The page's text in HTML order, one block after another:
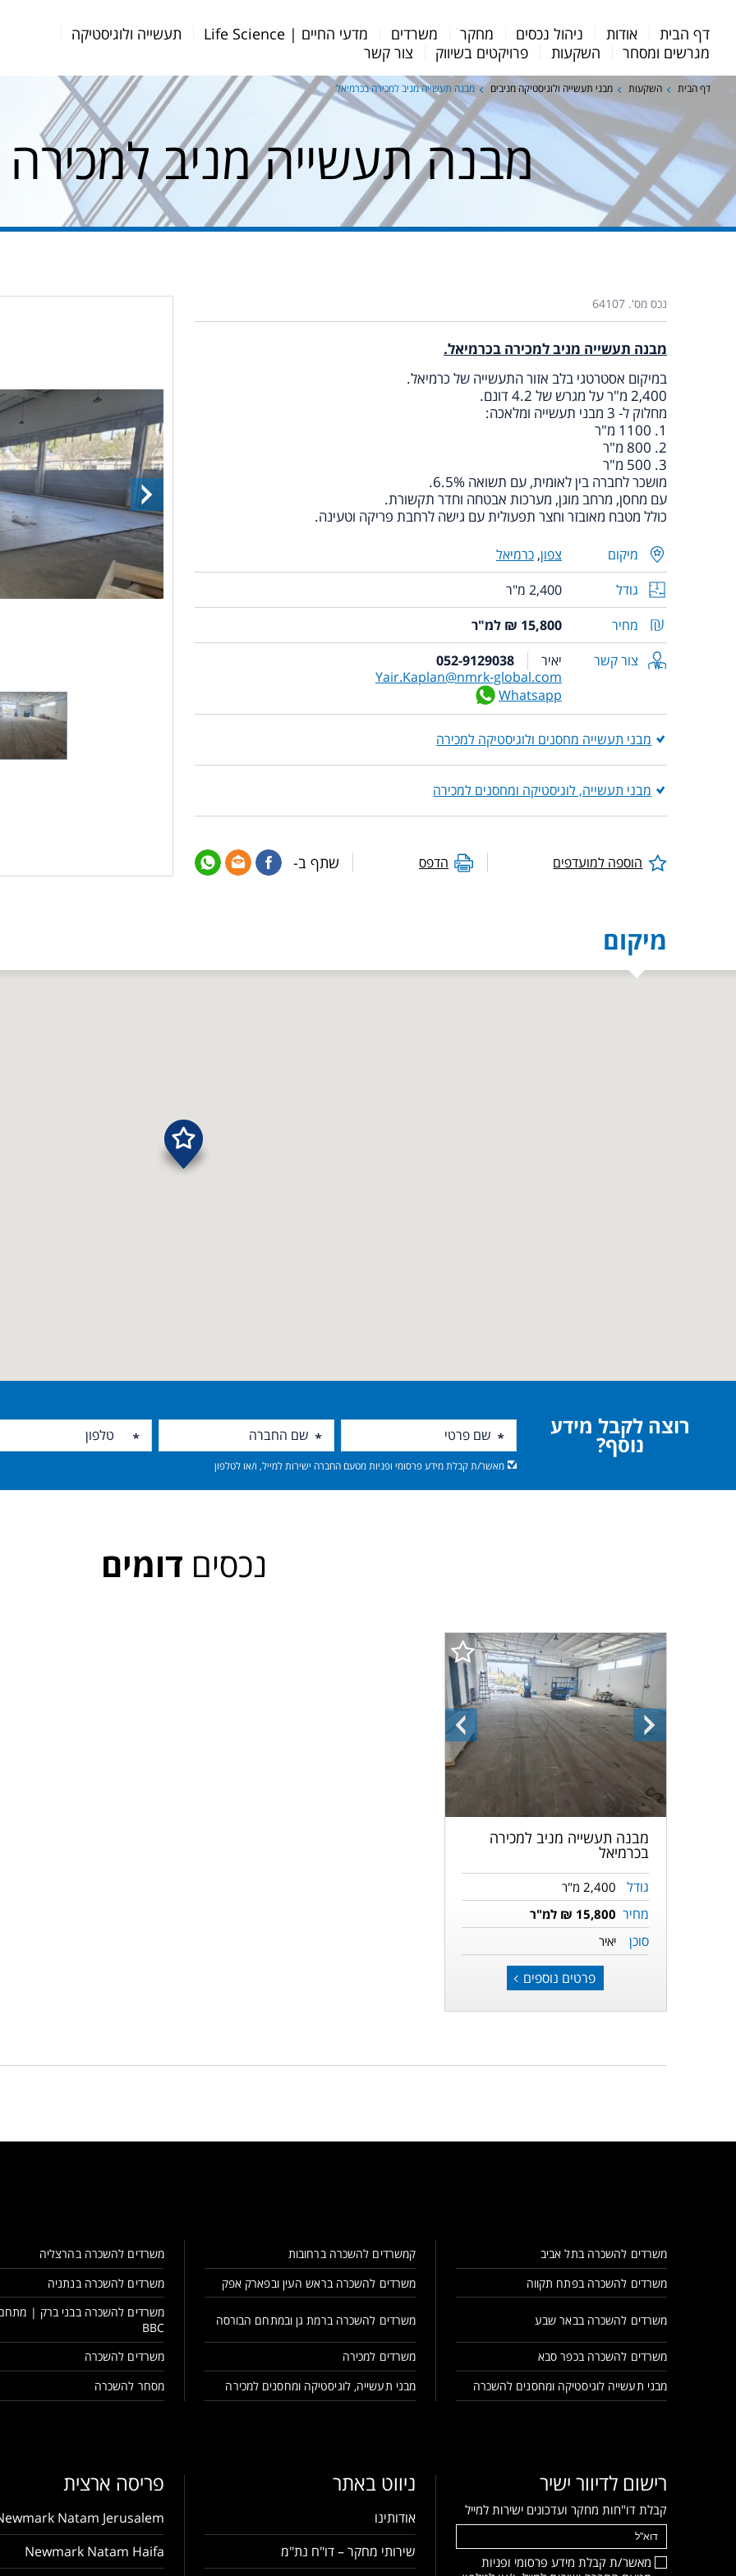
Menu
Bar
דף הבית אודות ניהול נכסים מחקר משרדים מדעי החיים | Life Science
תעשייה ולוגיסטיקה
מגרשים ומסחר
השקעות פרויקטים בשיווק צור קשר
דף הבית השקעות מבני תעשייה ולוגיסטיקה מניבים מבנה תעשייה מניב למכירה בכרמיאל
מבנה תעשייה מניב
נכס מס'. 64107
מבנה תעשייה מניב למכירה בכרמיאל.
במיקום אסטרטגי בלב אזור התעשייה של כרמיאל.
2,400 מ"ר על מגרש של 4.2 דונם.
מחלוק ל- 3 מבני תעשייה ומלאכה:
1. 1100 מ"ר
2. 800 מ"ר
3. 500 מ"ר
מושכר לחברה בין לאומית, עם תשואה 6.5%.
עם מחסן, מרחב מוגן, מערכות אבטחה וחדר תקשורת.
כולל מטבח מאובזר וחצר תפעולית עם גישה לרחבת פריקה וטעינה.
מיקום צפון,כרמיאל
גודל
2,400 מ"ר
מחיר
15,800 ₪ למ"ר
צור קשר
יאיר
052-9129038
Yair.Kaplan@nmrk-global.com
Whatsapp
מבני תעשייה מחסנים ולוגיסטיקה למכירה
מבני תעשייה, לוגיסטיקה ומחסנים למכירה
הוספה למועדפים הדפס שתף ב-
מיקום
רוצה לקבל מידע
נוסף?
מאשר/ת קבלת מידע פרסומי ופניות מטעם החברה ישירות למייל, ו/או לטלפון
נכסים דומים
התמונה
הקודמת
התמונה
הבאה
מבנה תעשייה מניב למכירה
בכרמיאל
גודל 2,400 מ"ר
מחיר 15,800 ₪ למ"ר
סוכן יאיר
פרטים נוספים
משרדים להשכרה בתל אביב קמשרדים להשכרה ברחובות משרדים להשכרה בהרצליה
משרדים להשכרה בפתח תקווה
משרדים להשכרה בראש העין ובפארק אפק משרדים להשכרה בנתניה
משרדים להשכרה בבאר שבע משרדים להשכרה ברמת גן ובמתחם הבורסה
משרדים להשכרה בבני ברק |
BBC
משרדים להשכרה בכפר סבא משרדים למכירה משרדים להשכרה
מבני תעשייה לוגיסטיקה ומחסנים להשכרה
מבני תעשייה, לוגיסטיקה ומחסנים למכירה מסחר להשכרה
רישום לדיוור ישיר
קבלת דו"חות מחקר ועדכונים ישירות למייל
מאשר/ת קבלת מידע פרסומי ופניות
ניווט באתר
אודותינו
שירותי מחקר – דו"ח נת"מ
פריסה ארצית
Natam Jerusalem
Newmark Natam Haifa